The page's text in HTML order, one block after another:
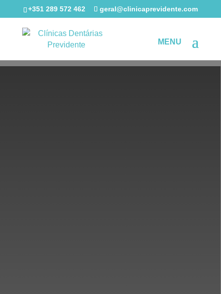
+351 289 572 462 geral@clinicaprevidente.com